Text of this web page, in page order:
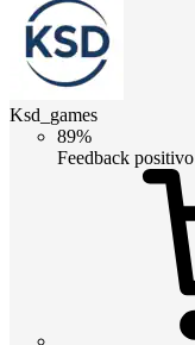
Ksd_games
89%
Feedback positivo